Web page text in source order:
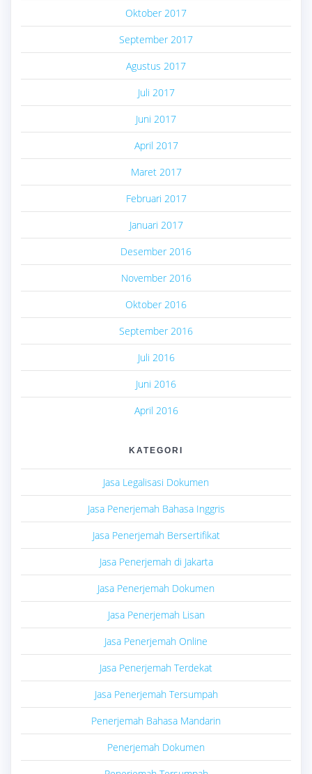
Oktober 2017
September 2017
Agustus 2017
Juli 2017
Juni 2017
April 2017
Maret 2017
Februari 2017
Januari 2017
Desember 2016
November 2016
Oktober 2016
September 2016
Juli 2016
Juni 2016
April 2016
KATEGORI
Jasa Legalisasi Dokumen
Jasa Penerjemah Bahasa Inggris
Jasa Penerjemah Bersertifikat
Jasa Penerjemah di Jakarta
Jasa Penerjemah Dokumen
Jasa Penerjemah Lisan
Jasa Penerjemah Online
Jasa Penerjemah Terdekat
Jasa Penerjemah Tersumpah
Penerjemah Bahasa Mandarin
Penerjemah Dokumen